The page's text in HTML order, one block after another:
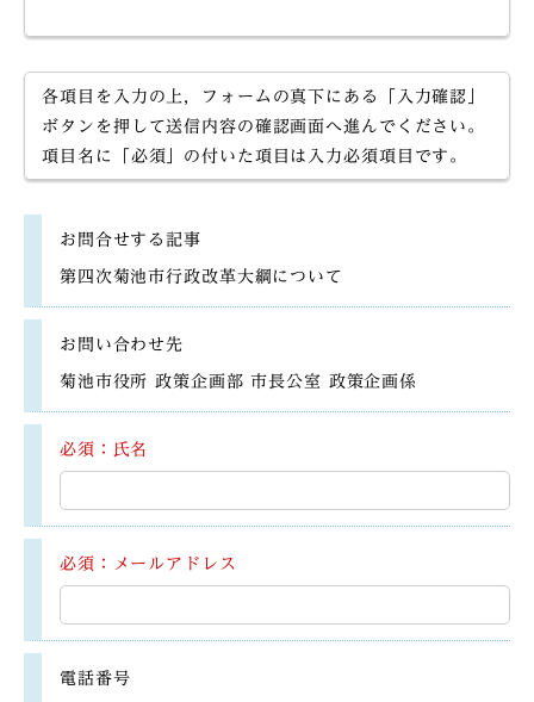
各項目を入力の上，フォームの真下にある「入力確認」
ボタンを押して送信内容の確認画面へ進んでください。
項目名に「必須」の付いた項目は入力必須項目です。
お問合せする記事
第四次菊池市行政改革大綱について
お問い合わせ先
菊池市役所 政策企画部 市長公室 政策企画係
必須：氏名
必須：メールアドレス
電話番号